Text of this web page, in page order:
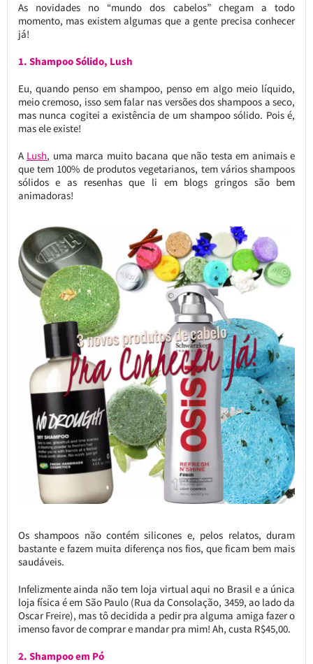
As novidades no “mundo dos cabelos” chegam a todo
momento, mas existem algumas que a gente precisa conhecer
já!
1. Shampoo Sólido, Lush
Eu, quando penso em shampoo, penso em algo meio líquido,
meio cremoso, isso sem falar nas versões dos shampoos a seco,
mas nunca cogitei a existência de um shampoo sólido. Pois é,
mas ele existe!
A Lush, uma marca muito bacana que não testa em animais e
que tem 100% de produtos vegetarianos, tem vários shampoos
sólidos e as resenhas que li em blogs gringos são bem
animadoras!
Os shampoos não contém silicones e, pelos relatos, duram
bastante e fazem muita diferença nos fios, que ficam bem mais
saudáveis.
Infelizmente ainda não tem loja virtual aqui no Brasil e a única
loja física é em São Paulo (Rua da Consolação, 3459, ao lado da
Oscar Freire), mas tô decidida a pedir pra alguma amiga fazer o
imenso favor de comprar e mandar pra mim! Ah, custa R$45,00.
2. Shampoo em Pó